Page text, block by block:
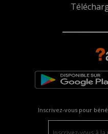
Inscrivez-vous pour